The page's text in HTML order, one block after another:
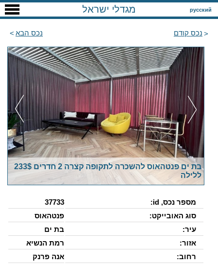
русский מגדלי ישראל
נכס קודם נכס הבא
בת ים פנטהאוס להשכרה לתקופה קצרה 2 חדרים 233$
ללילה
מספר נכס, id:
37733
סוג האובייקט:
פנטהאוס
עיר:
בת ים
אזור:
רמת הנשיא
רחוב:
אנה פרנק